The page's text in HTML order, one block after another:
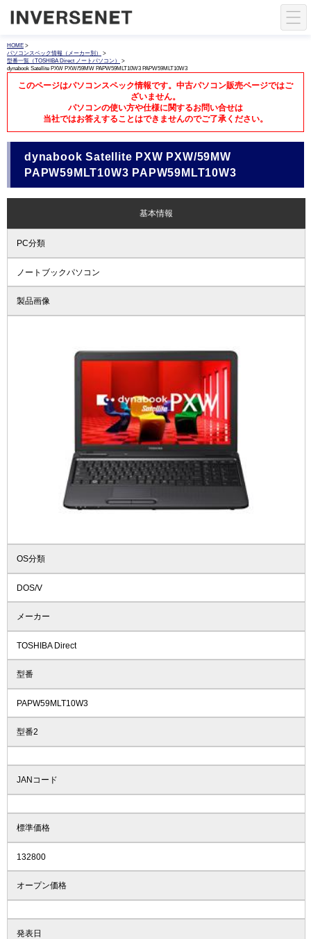
HOME >
パソコンスペック情報（メーカー別）
>
型番一覧（TOSHIBA Direct ノートパソコン）
>
dynabook Satellite PXW PXW/59MW PAPW59MLT10W3 PAPW59MLT10W3
このページはパソコンスペック情報です。中古パソコン販売ページではご
ざいません。
パソコンの使い方や仕様に関するお問い合せは
当社ではお答えすることはできませんのでご了承ください。
dynabook Satellite PXW PXW/59MW
PAPW59MLT10W3 PAPW59MLT10W3
基本情報
PC分類
ノートブックパソコン
製品画像
OS分類
DOS/V
メーカー
TOSHIBA Direct
型番
PAPW59MLT10W3
型番2
JANコード
標準価格
132800
オープン価格
発表日